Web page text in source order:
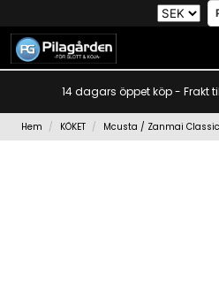
14 dagars öppet köp - Frakt
Hem KÖKET Mcusta / Zanmai